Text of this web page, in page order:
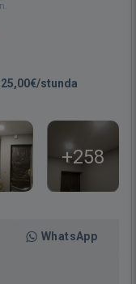
25,00€/stunda
+258
WhatsApp